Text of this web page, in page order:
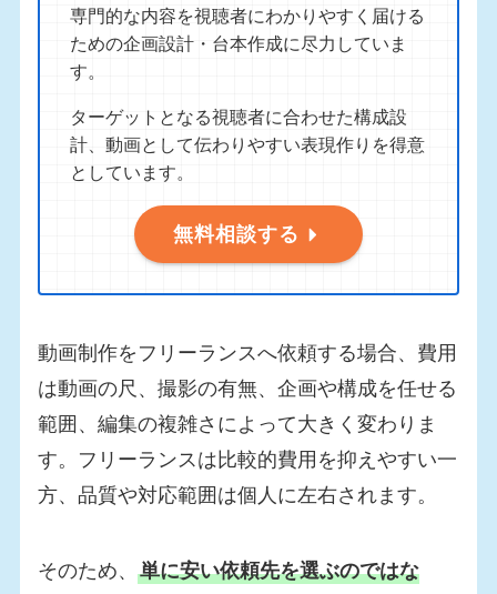
専門的な内容を視聴者にわかりやすく届ける
ための企画設計・台本作成に尽力していま
す。
ターゲットとなる視聴者に合わせた構成設
計、動画として伝わりやすい表現作りを得意
としています。
無料相談する
動画制作をフリーランスへ依頼する場合、費用
は動画の尺、撮影の有無、企画や構成を任せる
範囲、編集の複雑さによって大きく変わりま
す。フリーランスは比較的費用を抑えやすい一
方、品質や対応範囲は個人に左右されます。
そのため、単に安い依頼先を選ぶのではな